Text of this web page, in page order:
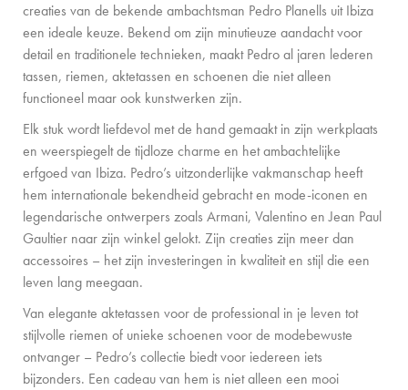
creaties van de bekende ambachtsman Pedro Planells uit Ibiza
een ideale keuze. Bekend om zijn minutieuze aandacht voor
detail en traditionele technieken, maakt Pedro al jaren lederen
tassen, riemen, aktetassen en schoenen die niet alleen
functioneel maar ook kunstwerken zijn.
Elk stuk wordt liefdevol met de hand gemaakt in zijn werkplaats
en weerspiegelt de tijdloze charme en het ambachtelijke
erfgoed van Ibiza. Pedro’s uitzonderlijke vakmanschap heeft
hem internationale bekendheid gebracht en mode-iconen en
legendarische ontwerpers zoals Armani, Valentino en Jean Paul
Gaultier naar zijn winkel gelokt. Zijn creaties zijn meer dan
accessoires – het zijn investeringen in kwaliteit en stijl die een
leven lang meegaan.
Van elegante aktetassen voor de professional in je leven tot
stijlvolle riemen of unieke schoenen voor de modebewuste
ontvanger – Pedro’s collectie biedt voor iedereen iets
bijzonders. Een cadeau van hem is niet alleen een mooi